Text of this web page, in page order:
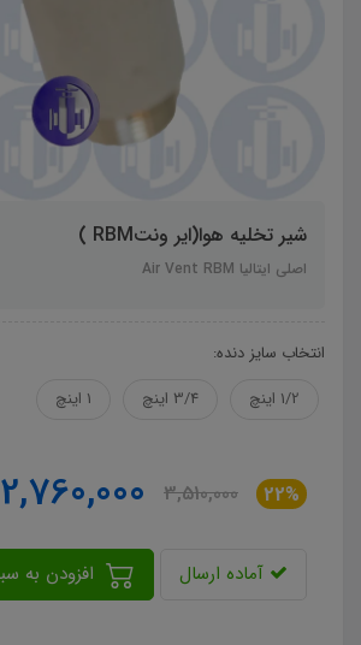
شیر تخلیه هوا(ایر ونتRBM )
اصلی ایتالیا Air Vent RBM
انتخاب سایز دنده:
1/2 اینچ
3/4 اینچ 1 اینچ
22%
3,510,000
2,760,000
آماده ارسال